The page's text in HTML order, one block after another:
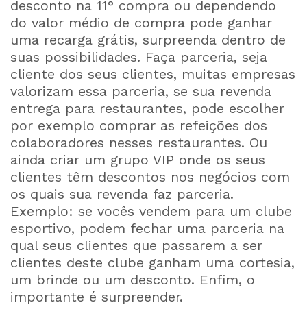
desconto na 11° compra ou dependendo
do valor médio de compra pode ganhar
uma recarga grátis, surpreenda dentro de
suas possibilidades. Faça parceria, seja
cliente dos seus clientes, muitas empresas
valorizam essa parceria, se sua revenda
entrega para restaurantes, pode escolher
por exemplo comprar as refeições dos
colaboradores nesses restaurantes. Ou
ainda criar um grupo VIP onde os seus
clientes têm descontos nos negócios com
os quais sua revenda faz parceria.
Exemplo: se vocês vendem para um clube
esportivo, podem fechar uma parceria na
qual seus clientes que passarem a ser
clientes deste clube ganham uma cortesia,
um brinde ou um desconto. Enfim, o
importante é surpreender.